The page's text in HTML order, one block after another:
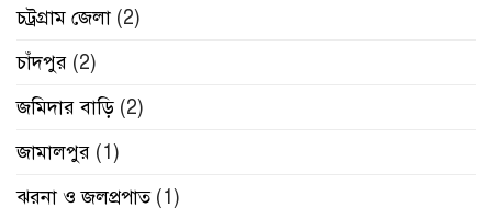
চট্রগ্রাম জেলা (2)
চাঁদপুর (2)
জমিদার বাড়ি (2)
জামালপুর (1)
ঝরনা ও জলপ্রপাত(1)